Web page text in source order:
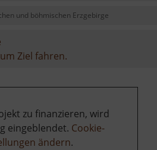
und böhmischen Erzgebirge
Ziel fahren.
zu finanzieren, wird
eingeblendet. Cookie-
ändern.